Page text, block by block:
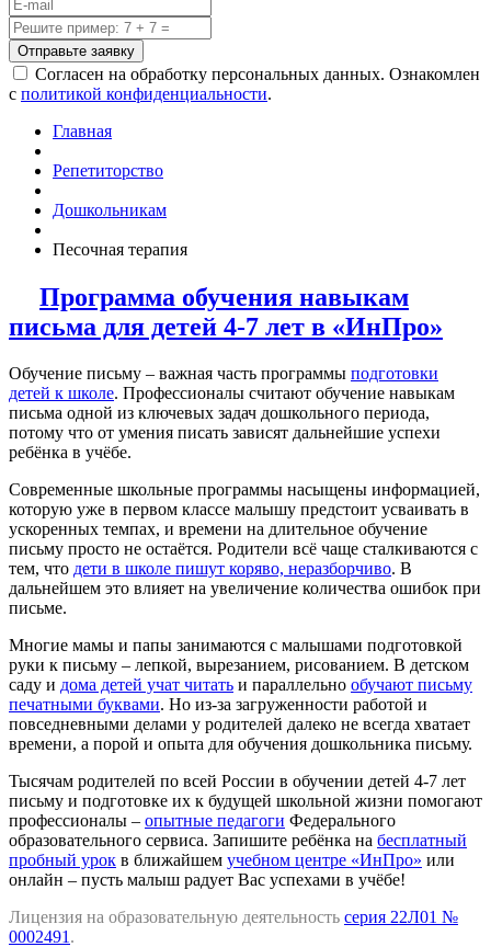
Отправьте заявку
Согласен на обработку персональных данных. Ознакомлен
с политикой конфиденциальности.
Главная
Репетиторство
Дошкольникам
Песочная терапия
Программа обучения навыкам
письма для детей 4-7 лет в «ИнПро»
Обучение письму – важная часть программы подготовки
детей к школе. Профессионалы считают обучение навыкам
письма одной из ключевых задач дошкольного периода,
потому что от умения писать зависят дальнейшие успехи
ребёнка в учёбе.
Современные школьные программы насыщены информацией,
которую уже в первом классе малышу предстоит усваивать в
ускоренных темпах, и времени на длительное обучение
письму просто не остаётся. Родители всё чаще сталкиваются с
тем, что дети в школе пишут коряво, неразборчиво. В
дальнейшем это влияет на увеличение количества ошибок при
письме.
Многие мамы и папы занимаются с малышами подготовкой
руки к письму – лепкой, вырезанием, рисованием. В детском
саду и дома детей учат читать и параллельно обучают письму
печатными буквами. Но из-за загруженности работой и
повседневными делами у родителей далеко не всегда хватает
времени, а порой и опыта для обучения дошкольника письму.
Тысячам родителей по всей России в обучении детей 4-7 лет
письму и подготовке их к будущей школьной жизни помогают
профессионалы – опытные педагоги Федерального
образовательного сервиса. Запишите ребёнка на бесплатный
пробный урок в ближайшем учебном центре «ИнПро» или
онлайн – пусть малыш радует Вас успехами в учёбе!
Лицензия на образовательную деятельность серия 22Л01 №
0002491 .